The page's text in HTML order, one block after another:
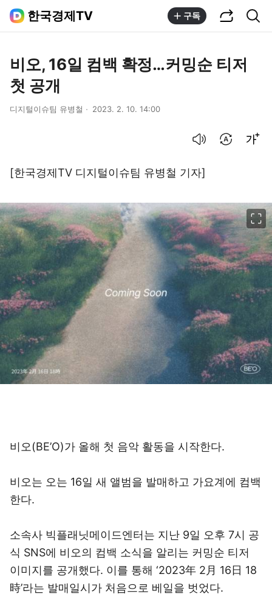
한국경제TV 구독
비오, 16일 컴백 확정…커밍순 티저
첫 공개
디지털이슈팀 유병철 2023. 2. 10. 14:00
[한국경제TV 디지털이슈팀 유병철 기자]
비오(BE’O)가 올해 첫 음악 활동을 시작한다.
비오는 오는 16일 새 앨범을 발매하고 가요계에 컴백
한다.
소속사 빅플래닛메이드엔터는 지난 9일 오후 7시 공
식 SNS에 비오의 컴백 소식을 알리는 커밍순 티저
이미지를 공개했다. 이를 통해 ‘2023年 2月 16日 18
時’라는 발매일시가 처음으로 베일을 벗었다.